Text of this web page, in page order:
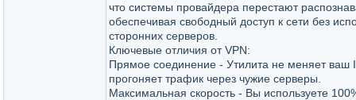
что системы провайдера перестают
обеспечивая свободный доступ к сети без
сторонних серверов.
Ключевые отличия от VPN:
Прямое соединение - Утилита не меняет ваш
прогоняет трафик через чужие серверы.
Максимальная скорость - Вы используете